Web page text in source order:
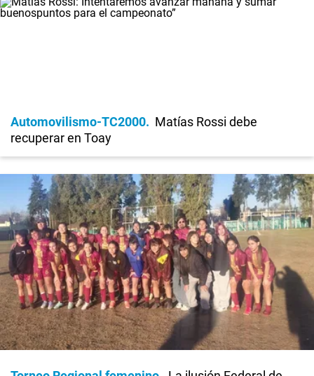
Automovilismo-TC2000
Matías Rossi debe
recuperar en Toay